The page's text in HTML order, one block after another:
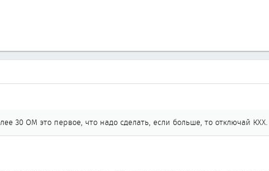
30 ОМ это первое, что надо сделать, если больше, то отключай КХХ.